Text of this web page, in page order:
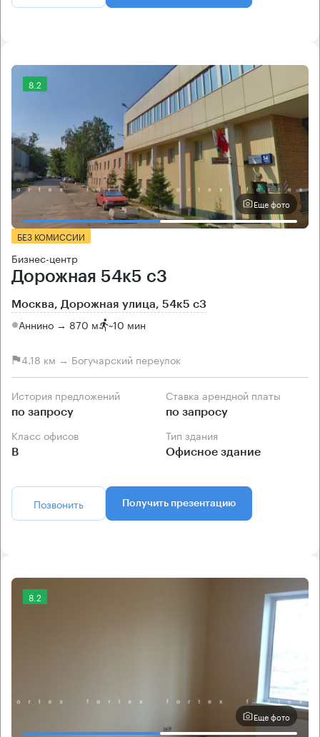
8.2
Еще фото
БЕЗ КОМИССИИ
Бизнес-центр
Дорожная 54к5 с3
Москва, Дорожная улица, 54к5 с3
Аннино → 870 м ~10 мин
4.18 км → Богучарский переулок
История предложений
по запросу
Ставка арендной платы
по запросу
Класс офисов
B
Тип здания
Офисное здание
Позвонить Получить презентацию
8.2
Еще фото